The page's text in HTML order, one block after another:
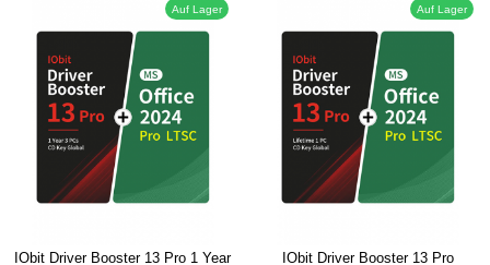
Auf Lager
IObit Driver Booster 13 Pro 1 Year
Auf Lager
IObit Driver Booster 13 Pro